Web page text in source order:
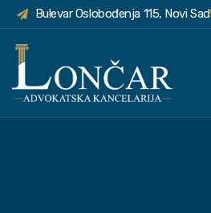
Bulevar Oslobođenja 115, Novi Sad